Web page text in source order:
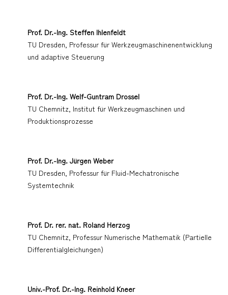
Prof. Dr.-Ing. Steffen Ihlenfeldt
TU Dresden, Professur für Werkzeugmaschinenentwicklung
und adaptive Steuerung
Prof. Dr.-Ing. Welf-Guntram Drossel
TU Chemnitz, Institut für Werkzeugmaschinen und
Produktionsprozesse
Prof. Dr.-Ing. Jürgen Weber
TU Dresden, Professur für Fluid-Mechatronische
Systemtechnik
Prof. Dr. rer. nat. Roland Herzog
TU Chemnitz, Professur Numerische Mathematik (Partielle
Differentialgleichungen)
Univ.-Prof. Dr.-Ing. Reinhold Kneer